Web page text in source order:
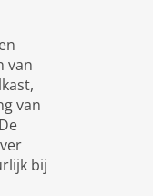
van
van
bij